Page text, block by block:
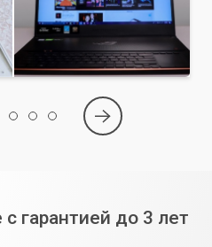
гарантией до 3 лет